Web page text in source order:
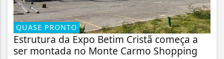
QUASE PRONTO
Estrutura da Expo Betim Cristã começa a
ser montada no Monte Carmo Shopping